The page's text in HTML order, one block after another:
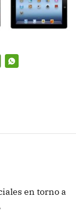
en torno a